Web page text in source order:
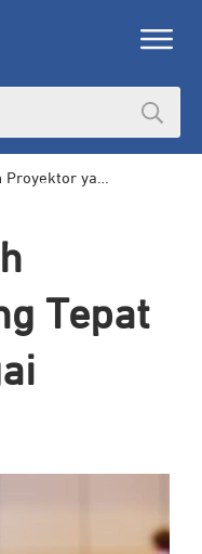
7 Tips Memilih Proyektor yang Tepat untuk Berbagai Kebutuhan
Tepat